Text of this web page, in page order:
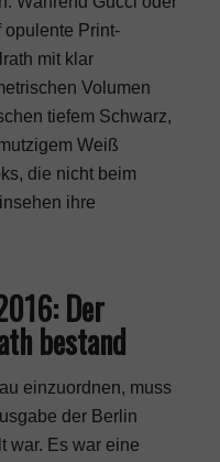
Print-
mit klar
Volumen
tiefem Schwarz,
Weiß
die nicht beim
ihre
Der
bestand
einzuordnen, muss
der Berlin
war. Es war eine